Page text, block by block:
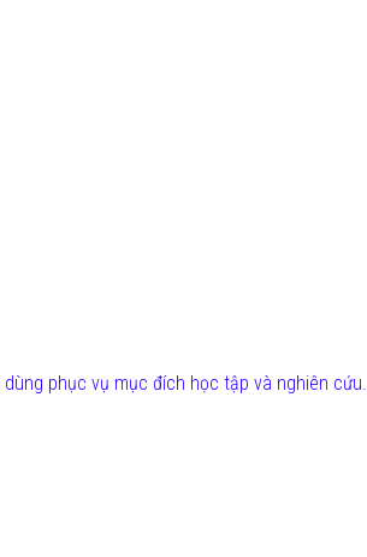
dùng phục vụ mục đích học tập và nghiên cứu.